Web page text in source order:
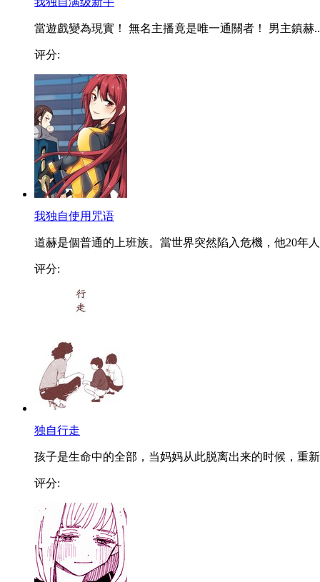
當遊戲變為現實！ 無名主播竟是唯一通關者！ 男主鎮赫
评分:
我独自使用咒语
道赫是個普通的上班族。當世界突然陷入危機，他20年
评分:
独自行走
孩子是生命中的全部，当妈妈从此脱离出来的时候，重
评分: